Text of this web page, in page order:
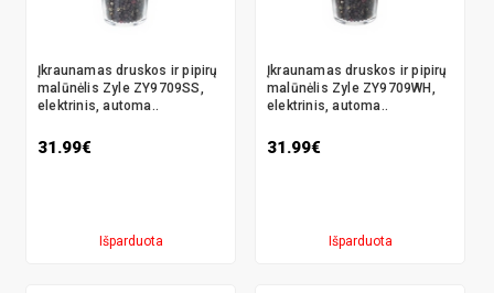
Įkraunamas druskos ir pipirų
malūnėlis Zyle ZY9709SS,
elektrinis, automa..
31.99€
Išparduota
Įkraunamas druskos ir pipirų
malūnėlis Zyle ZY9709WH,
elektrinis, automa..
31.99€
Išparduota